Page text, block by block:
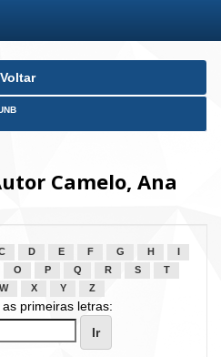
Voltar
Camelo, Ana
D E F G H
O P Q R S
T
W X Y Z
primeiras letras: